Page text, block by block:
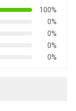
100%
0%
0%
0%
0%